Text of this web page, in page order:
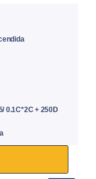
0.1C*2C + 250D